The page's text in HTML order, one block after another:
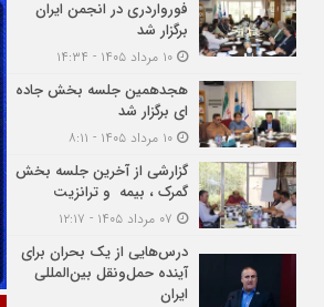
فورواردری در انجمن ایران
برگزار شد
۱۰ مرداد ۱۴۰۵ - ۱۴:۳۴
هجدهمین جلسه بخش جاده
ای برگزار شد
۱۰ مرداد ۱۴۰۵ - ۸:۱۱
گزارشی از آخرین جلسه بخش
گمرک ، بیمه و ترانزیت
درس‌هایی از یک بحران برای
آینده حمل‌ونقل بین‌المللی
ایران